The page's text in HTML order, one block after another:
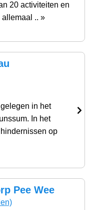
20 activiteiten en
.. »
in het
In het
op
Pee Wee